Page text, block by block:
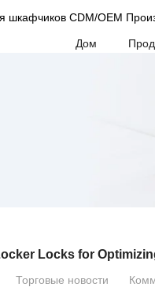
CDM/OEM
Дом
Locks for
Торговые новости